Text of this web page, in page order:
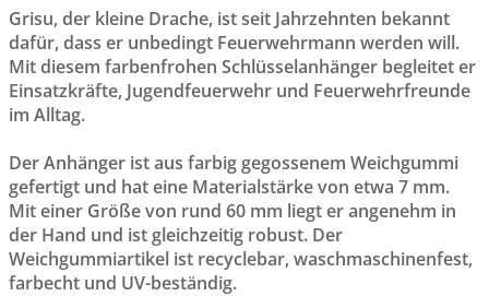
Grisu, der kleine Drache, ist seit Jahrzehnten bekannt
dafür, dass er unbedingt Feuerwehrmann werden will.
Mit diesem farbenfrohen Schlüsselanhänger begleitet er
Einsatzkräfte, Jugendfeuerwehr und Feuerwehrfreunde
im Alltag.
Der Anhänger ist aus farbig gegossenem Weichgummi
gefertigt und hat eine Materialstärke von etwa 7 mm.
Mit einer Größe von rund 60 mm liegt er angenehm in
der Hand und ist gleichzeitig robust. Der
Weichgummiartikel ist recyclebar, waschmaschinenfest,
farbecht und UV-beständig.